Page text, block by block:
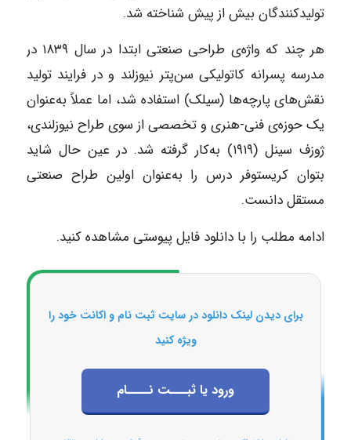
تولیدکنندگان بیش از پیش شناخته شد.
هر چند که واژه‌ی طراحی صنعتی ابتدا در سال ۱۸۳۹ در
مدرسه پسرانه کاتولیکی سن‌پتر نیوزلند و در فرایند تولید
نقش‌های پارچه‌ها (سیلک) استفاده شد، اما عملاً به‌عنوان
یک حوزه‌ی فنی-هنری و تخصصی از سوی طراح نیوزلندی،
ژوزف سینل (۱۹۱۹) به‌کار گرفته شد. در عین حال شاید
بتوان کریستوفر درس را به‌عنوان اولین طراح صنعتی
مستقل دانست.
ادامه مطلب را با دانلود فایل پیوستی مشاهده کنید.
برای دیدن لینک دانلود در سایت ثبت نام و اکانت خود را
ویژه کنید
ورود یا ثبـــت نــــام